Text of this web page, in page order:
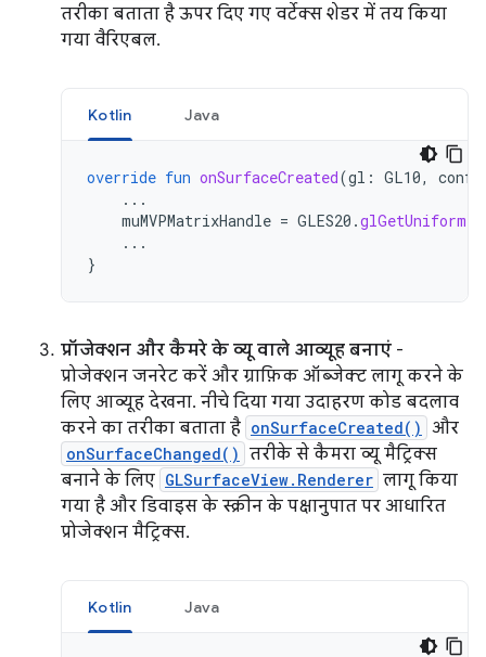
तरीका बताता है ऊपर दिए गए वर्टेक्स शेडर में तय किया
गया वैरिएबल.
Kotlin Java
override fun onSurfaceCreated(gl : GL10,
...
muMVPMatrixHandle = GLES20 .
...
}
प्रॉजेक्शन और कैमरे के व्यू वाले आव्यूह बनाएं -
प्रोजेक्शन जनरेट करें और ग्राफ़िक ऑब्जेक्ट लागू करने के
लिए आव्यूह देखना. नीचे दिया गया उदाहरण कोड बदलाव
करने का तरीका बताता है onSurfaceCreated() और
onSurfaceChanged() तरीके से कैमरा व्यू मैट्रिक्स
बनाने के लिए GLSurfaceView.Renderer लागू किया
गया है और डिवाइस के स्क्रीन के पक्षानुपात पर आधारित
प्रोजेक्शन मैट्रिक्स.
Kotlin Java